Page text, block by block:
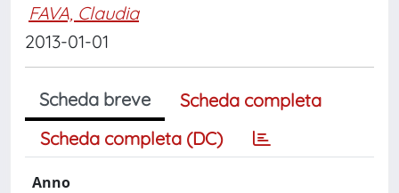
FAVA, Claudia
2013-01-01
Scheda breve
Scheda completa
Scheda completa (DC)
Anno